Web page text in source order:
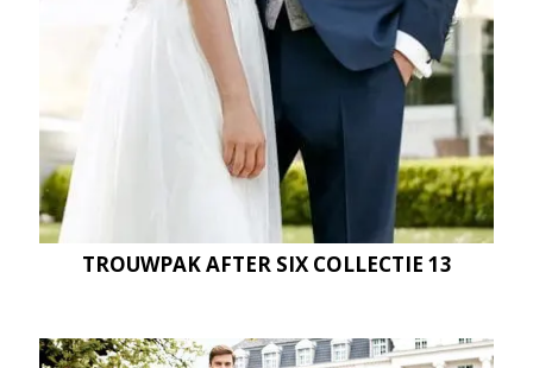
TROUWPAK AFTER SIX COLLECTIE 13